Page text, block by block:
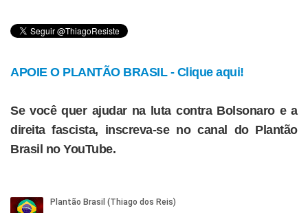
APOIE O PLANTÃO BRASIL - Clique aqui!
Se você quer ajudar na luta contra Bolsonaro e a
direita fascista, inscreva-se no canal do Plantão
Brasil no YouTube.